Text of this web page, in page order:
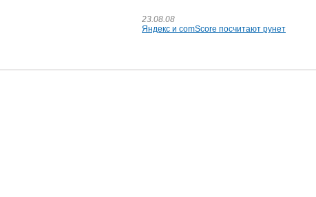
23.08.08
Яндекс и comScore посчитают рунет